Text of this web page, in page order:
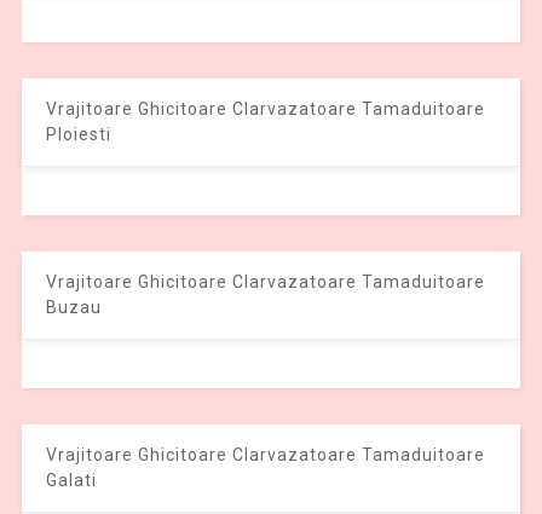
Vrajitoare Ghicitoare Clarvazatoare Tamaduitoare
Ploiesti
Vrajitoare Ghicitoare Clarvazatoare Tamaduitoare
Buzau
Vrajitoare Ghicitoare Clarvazatoare Tamaduitoare
Galati